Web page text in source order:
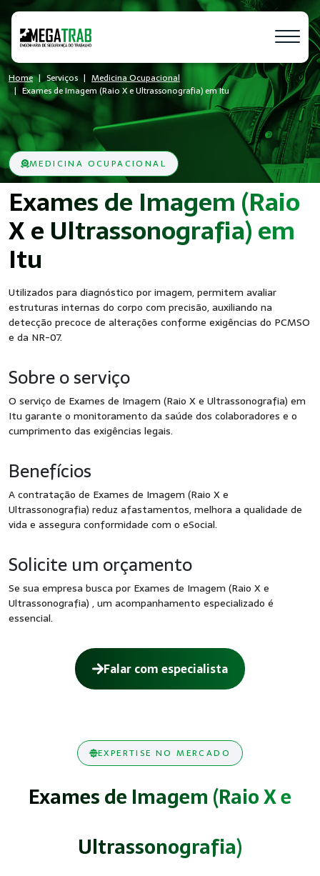
Home Serviços
Medicina Ocupacional
Exames de Imagem (Raio X e Ultrassonografia) em Itu
MEDICINA OCUPACIONAL
Exames de Imagem (Raio
X e Ultrassonografia) em
Itu
Utilizados para diagnóstico por imagem, permitem avaliar
estruturas internas do corpo com precisão, auxiliando na
detecção precoce de alterações conforme exigências do PCMSO
e da NR-07.
Sobre o serviço
O serviço de Exames de Imagem (Raio X e Ultrassonografia) em
Itu garante o monitoramento da saúde dos colaboradores e o
cumprimento das exigências legais.
Benefícios
A contratação de Exames de Imagem (Raio X e
Ultrassonografia) reduz afastamentos, melhora a qualidade de
vida e assegura conformidade com o eSocial.
Solicite um orçamento
Se sua empresa busca por Exames de Imagem (Raio X e
Ultrassonografia) , um acompanhamento especializado é
essencial.
Falar com especialista
EXPERTISE NO MERCADO
Exames de Imagem (Raio X e
Ultrassonografia)